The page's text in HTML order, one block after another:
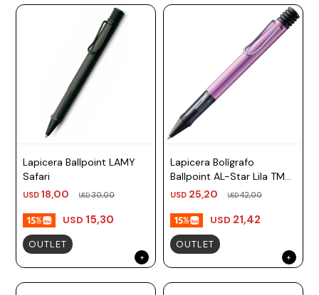
Lapicera Ballpoint LAMY
Safari
USD 18,00 USD30,00
USD 15,30
OUTLET
Lapicera Bolígrafo
Ballpoint AL-Star Lila TM
negro Lamy
USD 25,20 USD42,00
USD 21,42
OUTLET